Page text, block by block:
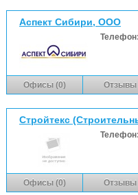
Аспект Сибири, ООО
Офисы (0) Отзывы
Стройтекс
Офисы (0) Отзывы